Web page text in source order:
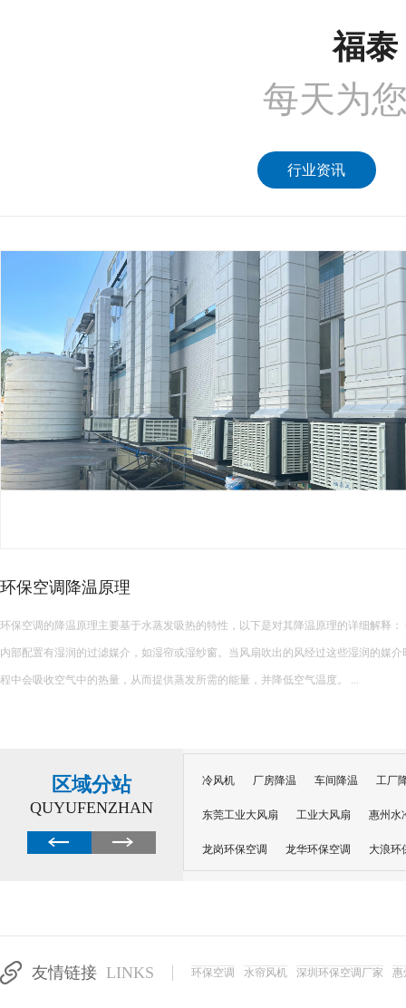
福泰
每天为
行业资讯
厂房降温想省电，别再乱装…
很多工厂降温陷入误区：夏天热了就加装风扇、堆砌普通空调，看似设备齐全，
越高，设备闲置浪费、投入打水漂。不同车间工况不同，盲目跟风安装设备，不仅
加企业运营负担。 &nb...
区域分站
QUYUFENZHAN
冷风机 厂房降温 车间降温 工厂
东莞工业大风扇 工业大风扇 惠州水
龙岗环保空调 龙华环保空调 大浪环
友情链接 LINKS 环保空调 水帘风机 深圳环保空调厂家 惠